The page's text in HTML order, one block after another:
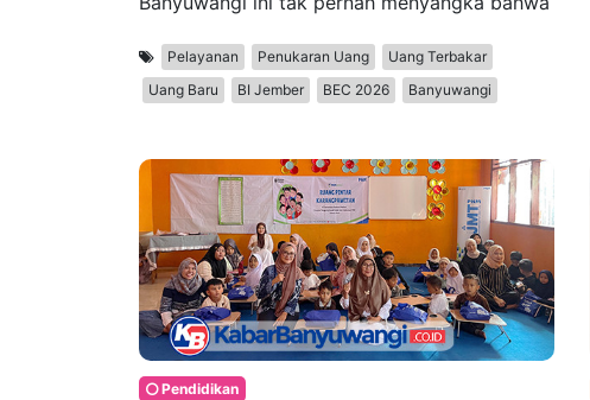
Pelayanan Penukaran Uang
Uang Terbakar
Uang Baru
BI Jember BEC 2026 Banyuwangi
Pendidikan